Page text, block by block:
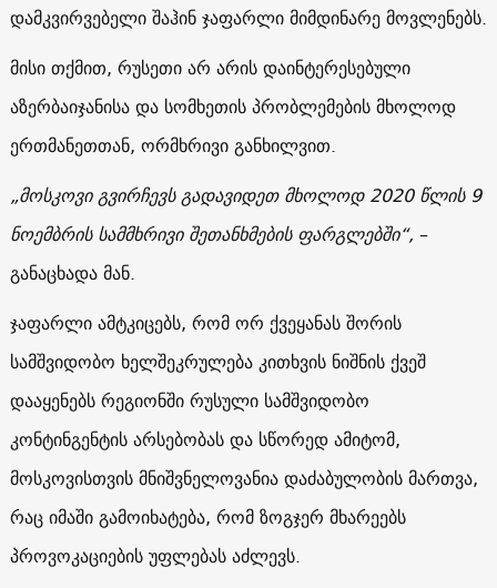
დამკვირვებელი შაჰინ ჯაფარლი მიმდინარე მოვლენებს.
მისი თქმით, რუსეთი არ არის დაინტერესებული
აზერბაიჯანისა და სომხეთის პრობლემების მხოლოდ
ერთმანეთთან, ორმხრივი განხილვით.
„მოსკოვი გვირჩევს გადავიდეთ მხოლოდ 2020 წლის 9
ნოემბრის სამმხრივი შეთანხმების ფარგლებში“, –
განაცხადა მან.
ჯაფარლი ამტკიცებს, რომ ორ ქვეყანას შორის
სამშვიდობო ხელშეკრულება კითხვის ნიშნის ქვეშ
დააყენებს რეგიონში რუსული სამშვიდობო
კონტინგენტის არსებობას და სწორედ ამიტომ,
მოსკოვისთვის მნიშვნელოვანია დაძაბულობის მართვა,
რაც იმაში გამოიხატება, რომ ზოგჯერ მხარეებს
პროვოკაციების უფლებას აძლევს.